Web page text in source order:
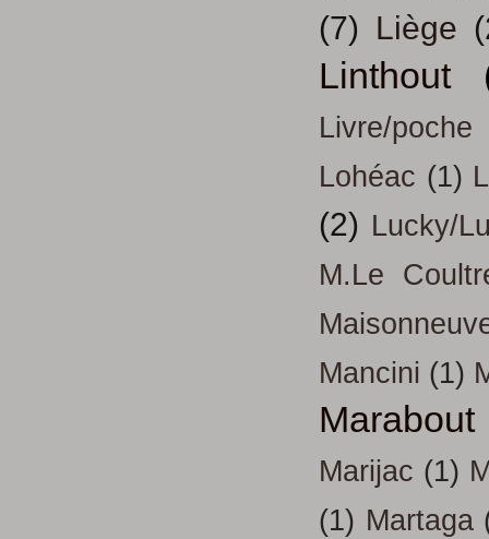
(7) Liège
Linthout
Livre/poche
Lohéac (1)
(2) Lucky/
M.Le
Mancini (1)
Marabout
Marijac (1)
(1) Martaga